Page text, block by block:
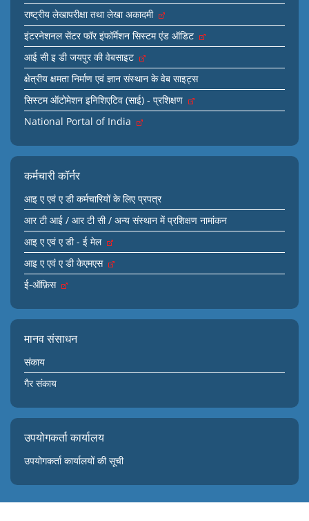
राष्ट्रीय लेखापरीक्षा तथा लेखा अकादमी
इंटरनेशनल सेंटर फॉर इंफॉर्मेशन सिस्टम एंड ऑडिट
आई सी इ डी जयपुर की वेबसाइट
क्षेत्रीय क्षमता निर्माण एवं ज्ञान संस्थान के वेब साइट्स
सिस्टम ऑटोमेशन इनिशिएटिव (साई) - प्रशिक्षण
National Portal of India
कर्मचारी कॉर्नर
आइ ए एवं ए डी कर्मचारियों के लिए प्रपत्र
आर टी आई / आर टी सी / अन्य संस्थान में प्रशिक्षण नामांकन
आइ ए एवं ए डी - ई मेल
आइ ए एवं ए डी केएमएस
ई-ऑफ़िस
मानव संसाधन
संकाय
गैर संकाय
उपयोगकर्ता कार्यालय
उपयोगकर्ता कार्यालयों की सूची